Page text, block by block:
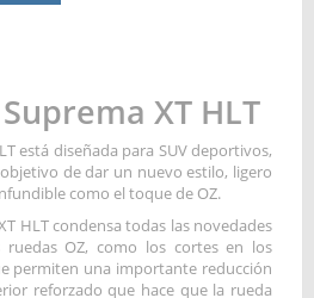
XT HLT
está diseñada para SUV deportivos,
de dar un nuevo estilo, ligero
como el toque de OZ.
HLT condensa todas las novedades
OZ, como los cortes en los
permiten una importante reducción
reforzado que hace que la rueda